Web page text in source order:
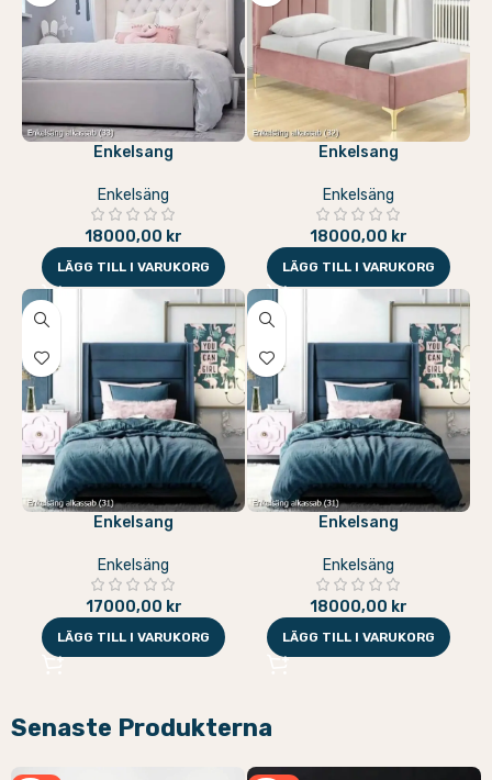
Enkelsang
Enkelsäng
18000,00 kr
LÄGG TILL I VARUKORG
Enkelsang
Enkelsäng
18000,00 kr
LÄGG TILL I VARUKORG
Enkelsang
Enkelsäng
17000,00 kr
LÄGG TILL I VARUKORG
Enkelsang
Enkelsäng
18000,00 kr
LÄGG TILL I VARUKORG
Senaste Produkterna